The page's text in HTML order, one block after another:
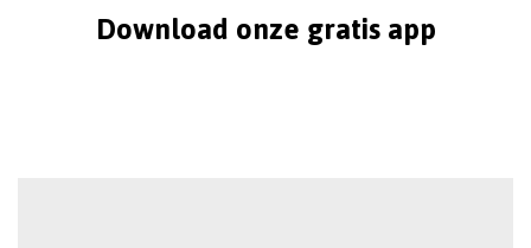
Download onze gratis app